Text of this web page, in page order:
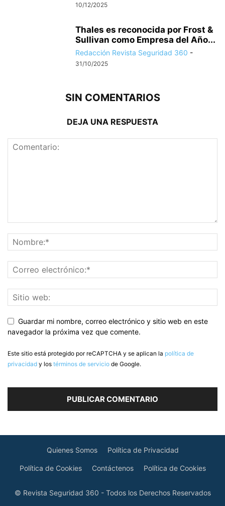
10/12/2025
Thales es reconocida por Frost &
Sullivan como Empresa del Año...
Redacción Revista Seguridad 360 -
31/10/2025
SIN COMENTARIOS
DEJA UNA RESPUESTA
Guardar mi nombre, correo electrónico y sitio web en este
navegador la próxima vez que comente.
Este sitio está protegido por reCAPTCHA y se aplican la política de
privacidad y los términos de servicio de Google.
Quienes Somos Política de Privacidad
Política de Cookies Contáctenos Política de Cookies
© Revista Seguridad 360 - Todos los Derechos Reservados